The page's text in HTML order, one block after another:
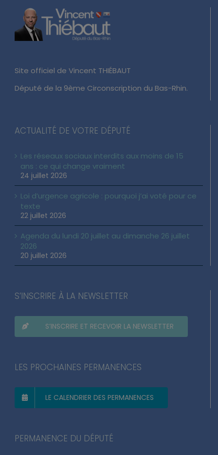
Site officiel de Vincent THIÉBAUT
Député de la 9ème Circonscription du Bas-Rhin.
ACTUALITÉ DE VOTRE DÉPUTÉ
Les réseaux sociaux interdits aux moins de 15
ans : ce qui change vraiment
24 juillet 2026
Loi d’urgence agricole : pourquoi j’ai voté pour ce
texte
22 juillet 2026
Agenda du lundi 20 juillet au dimanche 26 juillet
2026
20 juillet 2026
S’INSCRIRE À LA NEWSLETTER
S’INSCRIRE ET RECEVOIR LA NEWSLETTER
LES PROCHAINES PERMANENCES
LE CALENDRIER DES PERMANENCES
PERMANENCE DU DÉPUTÉ